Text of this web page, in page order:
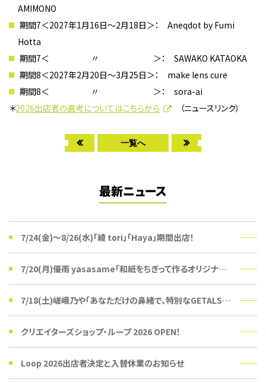
AMIMONO
期間7＜2027年1月16日〜2月18日＞： Aneqdot by Fumi
Hotta
期間7＜ 〃 ＞：
SAWAKO KATAOKA
期間8＜2027年2月20日〜3月25日＞：
make lens cure
期間8＜ 〃 ＞：
sora-ai
＊2026出店者の選考についてはこちらから （ニュースリンク）
一覧へ
最新ニュース
7/24(金)〜8/26(水)「綾 tori」「Haya」期間出店！
7/20(月)優雨 yasasame「和紙をちぎって作るオリジナルうちわ」ワークショップ
7/18(土)嵯峨乃や「あなただけの鼻緒で、特別なGETALSを。」受注会
クリエイターズショップ・ループ 2026 OPEN！
Loop 2026出店者決定と入替休業のお知らせ